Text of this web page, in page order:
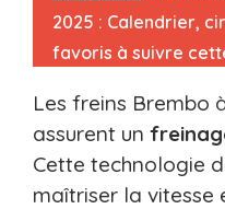
2025 : Calendrier,
favoris à suivre
Les freins Brembo
assurent un
Cette technologie
maîtriser la vitesse